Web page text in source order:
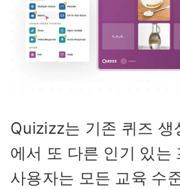
Quizizz는 기존 퀴즈 생
에서 또 다른 인기 있는
사용자는 모든 교육 수